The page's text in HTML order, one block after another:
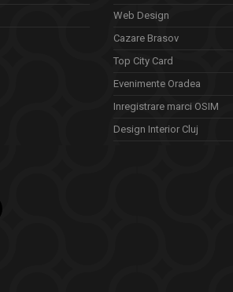
Web Design
Cazare Brasov
Top City Card
Evenimente Oradea
Inregistrare marci OSIM
Design Interior Cluj